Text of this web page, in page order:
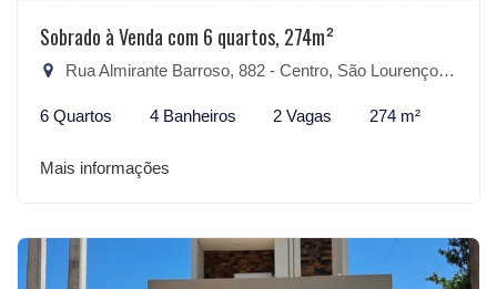
Sobrado à Venda com 6 quartos, 274m²
Rua Almirante Barroso, 882 - Centro, São Lourenço do Sul-RS
6 Quartos 4 Banheiros 2 Vagas 274 m²
Mais informações